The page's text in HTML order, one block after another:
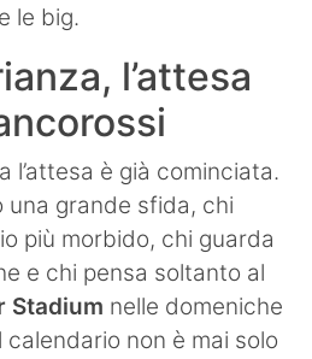
le big.
l’attesa
l’attesa è già cominciata.
una grande sfida, chi
più morbido, chi guarda
e chi pensa soltanto al
Stadium nelle domeniche
calendario non è mai solo